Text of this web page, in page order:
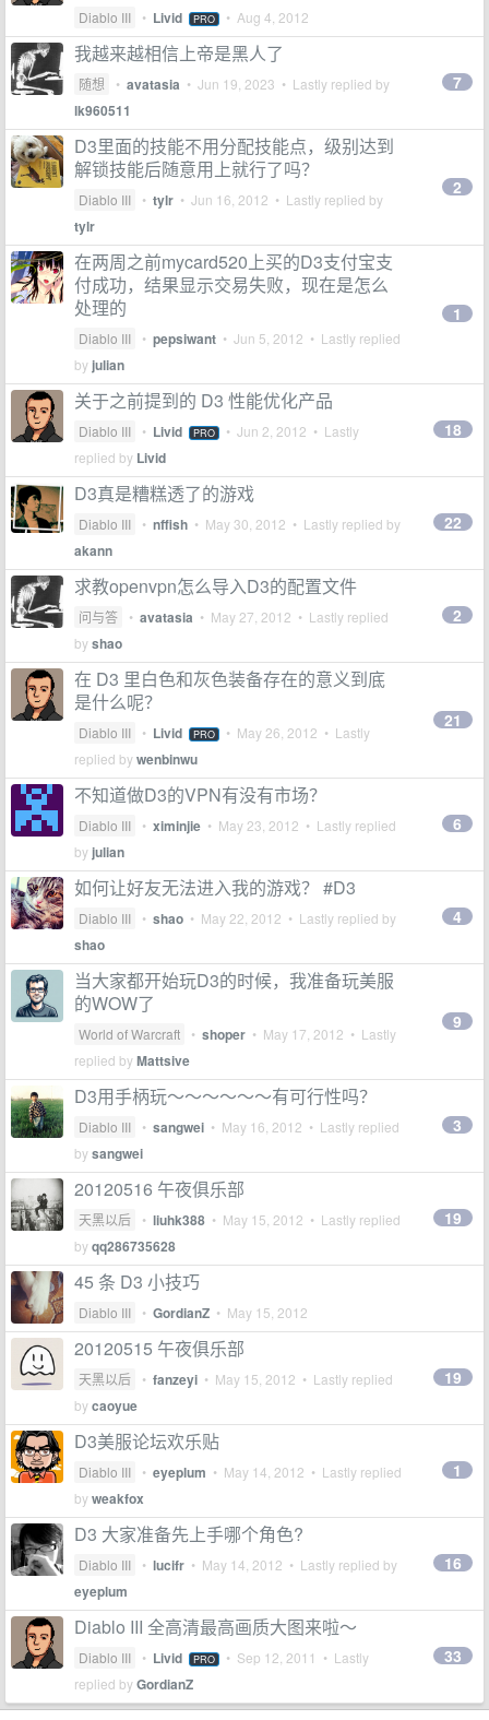
Diablo III • Livid PRO • Aug 4, 2012
我越来越相信上帝是黑人了
随想 • avatasia • Jun 19, 2023 • Lastly replied by
lk960511
7
D3里面的技能不用分配技能点，级别达到
解锁技能后随意用上就行了吗？
Diablo III • tylr • Jun 16, 2012 • Lastly replied by
tylr
2
在两周之前mycard520上买的D3支付宝支
付成功，结果显示交易失败，现在是怎么
处理的
Diablo III • pepsiwant • Jun 5, 2012 • Lastly replied
by julian
1
关于之前提到的 D3 性能优化产品
Diablo III • Livid PRO • Jun 2, 2012 • Lastly
replied by Livid
18
D3真是糟糕透了的游戏
Diablo III • nffish • May 30, 2012 • Lastly replied by
akann
22
求教openvpn怎么导入D3的配置文件
问与答 • avatasia • May 27, 2012 • Lastly replied
byshao
2
在 D3 里白色和灰色装备存在的意义到底
是什么呢？
Diablo III • Livid PRO • May 26, 2012 • Lastly
replied bywenbinwu
21
不知道做D3的VPN有没有市场？
Diablo III • ximinjie • May 23, 2012 • Lastly replied
by julian
6
如何让好友无法进入我的游戏？ #D3
Diablo III • shao • May 22, 2012 • Lastly replied by
shao
4
当大家都开始玩D3的时候，我准备玩美服
的WOW了
World of Warcraft • shoper • May 17, 2012 • Lastly
replied byMattsive
9
D3用手柄玩～～～～～～有可行性吗？
Diablo III • sangwei • May 16, 2012 • Lastly replied
bysangwei
3
20120516 午夜俱乐部
天黑以后 • liuhk388 • May 15, 2012 • Lastly replied
byqq286735628
19
45 条 D3 小技巧
Diablo III • GordianZ • May 15, 2012
20120515 午夜俱乐部
天黑以后 • fanzeyi • May 15, 2012 • Lastly replied
bycaoyue
19
D3美服论坛欢乐贴
Diablo III • eyeplum • May 14, 2012 • Lastly replied
byweakfox
1
D3 大家准备先上手哪个角色?
Diablo III • lucifr • May 14, 2012 • Lastly replied by
eyeplum
16
Diablo III 全高清最高画质大图来啦～
Diablo III • Livid PRO • Sep 12, 2011 • Lastly
replied byGordianZ
33